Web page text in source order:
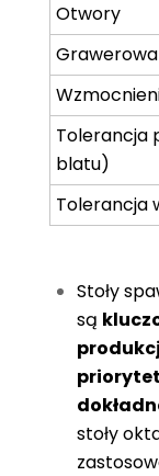
Otwory
Tolerancja
blatu)
Tolerancja
Stoły
są
stoły